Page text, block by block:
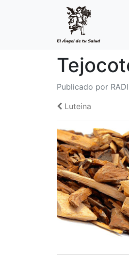
Publicado por
Luteina